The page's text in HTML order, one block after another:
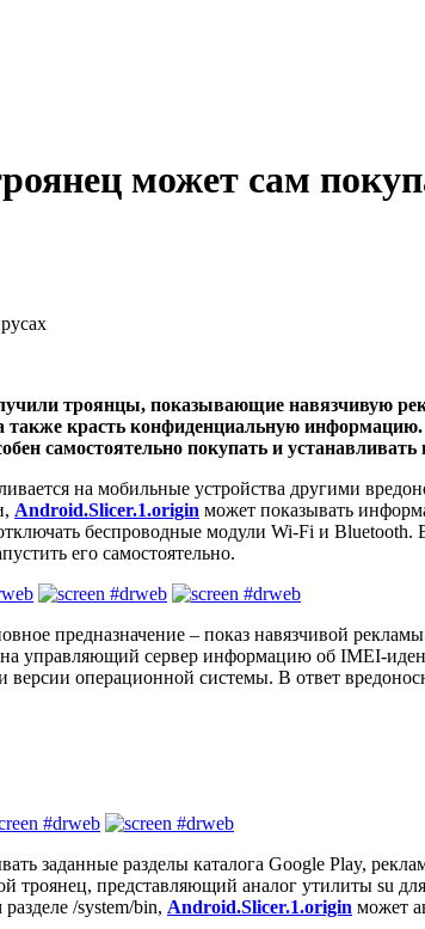
может сам
троянцы, показывающие навязчивую
также красть конфиденциальную информацию.
самостоятельно покупать и
на мобильные устройства другими
Android.Slicer.1.origin может показывать
беспроводные модули Wi-Fi и
его самостоятельно.
предназначение – показ навязчивой
на управляющий сервер информацию об IMEI-
операционной системы. В ответ
заданные разделы каталога Google Play,
представляющий аналог утилиты su
/system/bin, Android.Slicer.1.origin может